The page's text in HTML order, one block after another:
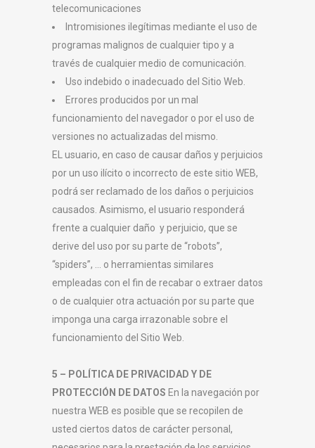
telecomunicaciones
Intromisiones ilegítimas mediante el uso de
programas malignos de cualquier tipo y a
través de cualquier medio de comunicación.
Uso indebido o inadecuado del Sitio Web.
Errores producidos por un mal
funcionamiento del navegador o por el uso de
versiones no actualizadas del mismo.
EL usuario, en caso de causar daños y perjuicios
por un uso ilícito o incorrecto de este sitio WEB,
podrá ser reclamado de los daños o perjuicios
causados. Asimismo, el usuario responderá
frente a cualquier daño y perjuicio, que se
derive del uso por su parte de “robots”,
“spiders”, … o herramientas similares
empleadas con el fin de recabar o extraer datos
o de cualquier otra actuación por su parte que
imponga una carga irrazonable sobre el
funcionamiento del Sitio Web.
5 – POLÍTICA DE PRIVACIDAD Y DE
PROTECCIÓN DE DATOS En la navegación por
nuestra WEB es posible que se recopilen de
usted ciertos datos de carácter personal,